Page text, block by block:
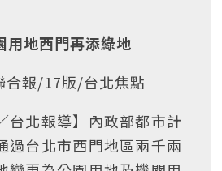
用地西門再添綠地
報/17版/台北焦點
台北報導】內政部都市計
過台北市西門地區兩千兩